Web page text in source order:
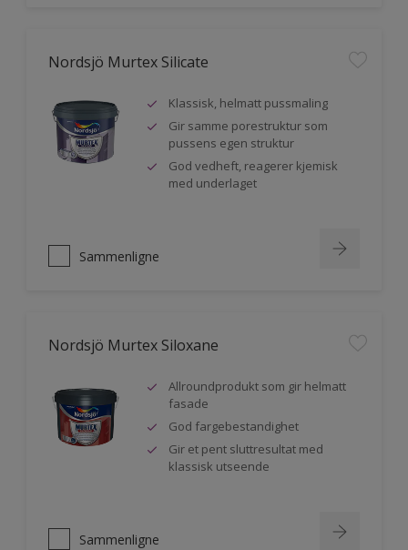
Nordsjö Murtex Silicate
Klassisk, helmatt pussmaling
Gir samme porestruktur som
pussens egen struktur
God vedheft, reagerer kjemisk
med underlaget
Sammenligne
Nordsjö Murtex Siloxane
Allroundprodukt som gir helmatt
fasade
God fargebestandighet
Gir et pent sluttresultat med
klassisk utseende
Sammenligne